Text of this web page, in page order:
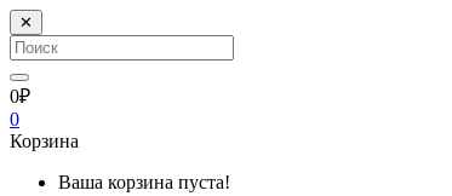
✕
0₽
0
Корзина
Ваша корзина пуста!